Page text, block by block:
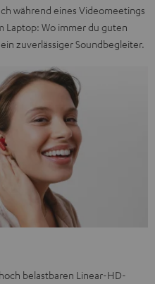
während eines Videomeetings
Laptop: Wo immer du guten
zuverlässiger Soundbegleiter.
belastbaren Linear-HD-